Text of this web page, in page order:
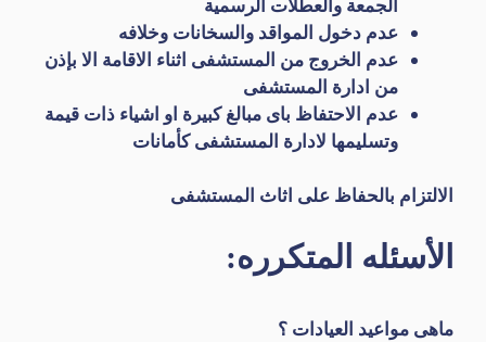
الجمعة والعطلات الرسمية
عدم دخول المواقد والسخانات وخلافه
عدم الخروج من المستشفى اثناء الاقامة الا بإذن
من ادارة المستشفى
عدم الاحتفاظ باى مبالغ كبيرة او اشياء ذات قيمة
وتسليمها لادارة المستشفى كأمانات
الالتزام بالحفاظ على اثاث المستشفى
الأسئله المتكرره:
ماهى مواعيد العيادات ؟